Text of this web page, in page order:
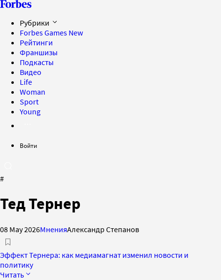
Рубрики
Forbes Games New
Рейтинги
Франшизы
Подкасты
Видео
Life
Woman
Sport
Young
Войти
#
Тед Тернер
08 May 2026МненияАлександр Степанов
Эффект Тернера: как медиамагнат изменил новости и
политику
Читать